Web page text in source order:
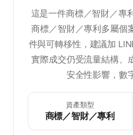
這是一件商標／智財／專
商標／智財／專利多屬個
件與可轉移性，建議加
實際成交仍受流量結構、
安全性影響，數
資產類型
商標／智財／專利